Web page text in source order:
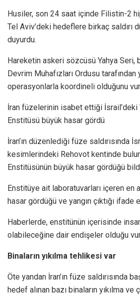
Husiler, son 24 saat içinde Filistin-2
Tel Aviv’deki hedeflere birkaç saldırı
duyurdu.
Hareketin askeri sözcüsü Yahya Seri,
Devrim Muhafızları Ordusu tarafından
operasyonlarla koordineli olduğunu
İran füzelerinin isabet ettiği
Enstitüsü büyük hasar gördü
İran’ın düzenlediği füze saldırısında
kesimlerindeki Rehovot kentinde
Enstitüsünün büyük hasar gördüğü
Enstitüye ait laboratuvarları içeren en
hasar gördüğü ve yangın çıktığı ifade
Haberlerde, enstitünün içerisinde
olabileceğine dair endişeler olduğu
Binaların yıkılma tehlikesi var
Öte yandan İran’ın füze saldırısında
hedef alınan bazı binaların yıkılma